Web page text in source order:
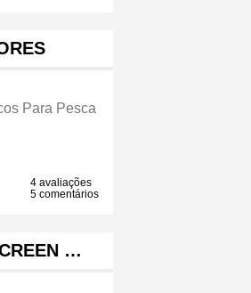
Para Pesca
4 avaliações
5 comentários
…